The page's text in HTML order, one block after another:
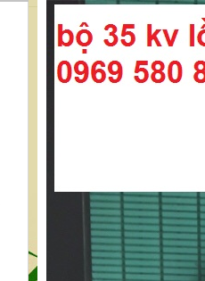
BIỂN BÁO CÔNG TRƯỜNG
CÔNG BÁO HIỆU
liên hệ theo số : 0969580896
Mua hàng So sánh